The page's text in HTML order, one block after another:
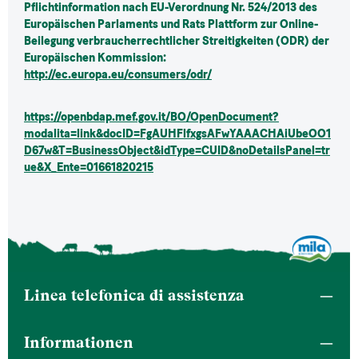
Pflichtinformation nach EU-Verordnung Nr. 524/2013 des
Europäischen Parlaments und Rats Plattform zur Online-
Beilegung verbraucherrechtlicher Streitigkeiten (ODR) der
Europäischen Kommission:
http://ec.europa.eu/consumers/odr/
https://openbdap.mef.gov.it/BO/OpenDocument?
modalita=link&docID=FgAUHFlfxgsAFwYAAACHAiUbeOO1
D67w&T=BusinessObject&idType=CUID&noDetailsPanel=tr
ue&X_Ente=01661820215
Linea telefonica di assistenza
Informationen